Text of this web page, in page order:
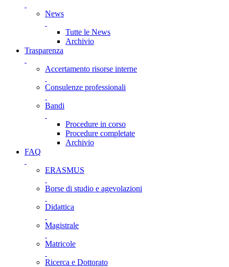
News
Tutte le News
Archivio
Trasparenza
Accertamento risorse interne
Consulenze professionali
Bandi
Procedure in corso
Procedure completate
Archivio
FAQ
ERASMUS
Borse di studio e agevolazioni
Didattica
Magistrale
Matricole
Ricerca e Dottorato